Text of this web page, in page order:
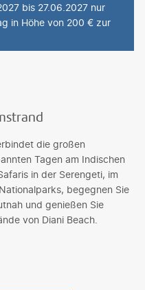
bis 27.06.2027 nur
in Höhe von 200 € zur
die großen
Tagen am Indischen
in der Serengeti, im
begegnen Sie
und genießen Sie
von Diani Beach.